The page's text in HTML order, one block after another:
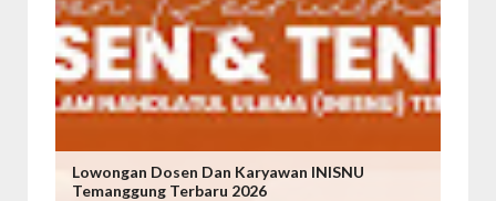
Lowongan Dosen Dan Karyawan INISNU
Temanggung Terbaru 2026